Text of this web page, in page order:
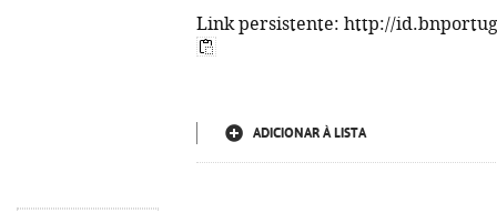
Link persistente: http://
ADICIONAR À LISTA